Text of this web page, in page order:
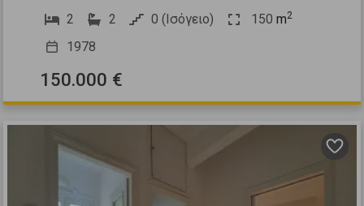
2
2 0 (Ισόγειο) 150 m2
1978
150.000 €